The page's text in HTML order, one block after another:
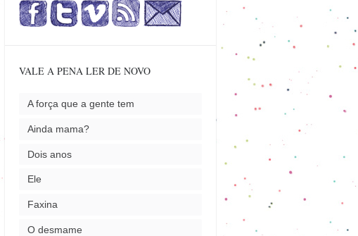
VALE A PENA LER DE NOVO
A força que a gente tem
Ainda mama?
Dois anos
Ele
Faxina
O desmame